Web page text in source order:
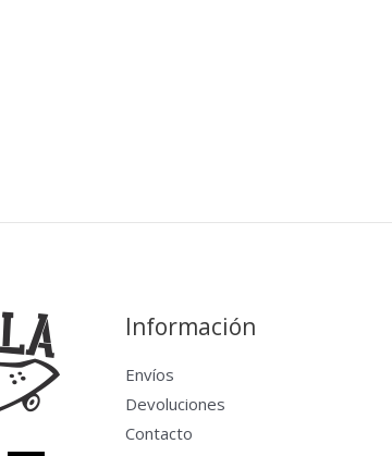
Información
Envíos
Devoluciones
Contacto